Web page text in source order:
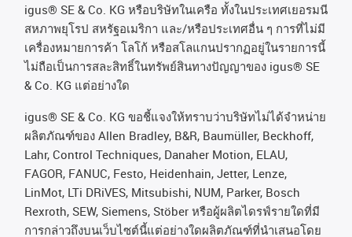
igus® SE & Co. KG หรือบริษัทในเครือ ทั้งในประเทศเยอรมนี
สหภาพยุโรป สหรัฐอเมริกา และ/หรือประเทศอื่น ๆ การที่ไม่มี
เครื่องหมายการค้า โลโก้ หรือสโลแกนปรากฏอยู่ในรายการนี้
ไม่ถือเป็นการสละสิทธิ์ในทรัพย์สินทางปัญญาของ igus® SE
& Co. KG แต่อย่างใด
igus® SE & Co. KG ขอชี้แจงให้ทราบว่าบริษัทไม่ได้จําหน่าย
ผลิตภัณฑ์ของ Allen Bradley, B&R, Baumüller, Beckhoff,
Lahr, Control Techniques, Danaher Motion, ELAU,
FAGOR, FANUC, Festo, Heidenhain, Jetter, Lenze,
LinMot, LTi DRiVES, Mitsubishi, NUM, Parker, Bosch
Rexroth, SEW, Siemens, Stöber หรือผู้ผลิตไดรฟ์รายใดที่มี
การกล่าวถึงบนเว็บไซต์นี้แต่อย่างใดผลิตภัณฑ์ที่นําเสนอโดย